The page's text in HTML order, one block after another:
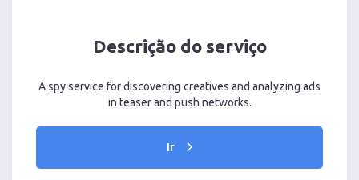
Descrição do serviço
A spy service for discovering creatives and analyzing ads
in teaser and push networks.
Ir